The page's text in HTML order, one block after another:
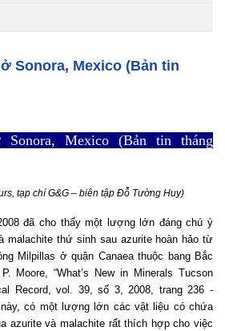
Sonora, Mexico (Bản tin
Sonora, Mexico (Bản tin tháng
tạp chí G&G – biên tập Đỗ Tường Huy)
đã cho thấy một lượng lớn đáng chú ý
malachite thứ sinh sau azurite hoàn hảo từ
Milpillas ở quận Canaea thuộc bang Bắc
Moore, “What’s New in Minerals Tucson
Record, vol. 39, số 3, 2008, trang 236 -
có một lượng lớn các vật liệu có chứa
azurite và malachite rất thích hợp cho việc